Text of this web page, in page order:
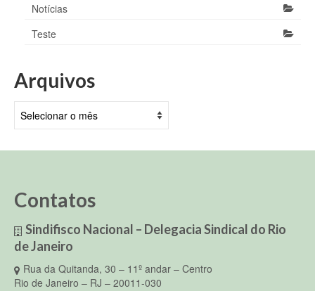
Notícias
Teste
Arquivos
Contatos
Sindifisco Nacional – Delegacia Sindical do Rio
de Janeiro
Rua da Quitanda, 30 – 11º andar – Centro
Rio de Janeiro – RJ – 20011-030